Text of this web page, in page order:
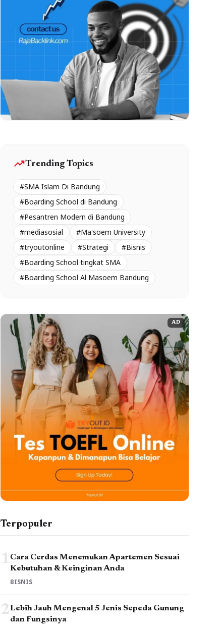
trending_upTrending Topics
#SMA Islam Di Bandung
#Boarding School di Bandung
#Pesantren Modern di Bandung
#mediasosial
#Ma'soem University
#tryoutonline
#Strategi
#Bisnis
#Boarding School tingkat SMA
#Boarding School Al Masoem Bandung
AD
Terpopuler
1 Cara Cerdas Menemukan Apartemen Sesuai
Kebutuhan & Keinginan Anda
BISNIS
2Lebih Jauh Mengenal 5 Jenis Sepeda Gunung
dan Fungsinya